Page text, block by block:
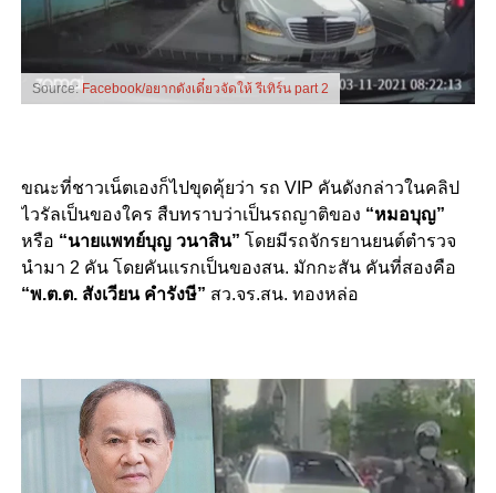
Source:Facebook/อยากดังเดี๋ยวจัดให้ รีเทิร์น part 2
ขณะที่ชาวเน็ตเองก็ไปขุดคุ้ยว่า รถ VIP คันดังกล่าวในคลิป
ไวรัลเป็นของใคร สืบทราบว่าเป็นรถญาติของ “หมอบุญ”
หรือ “นายแพทย์บุญ วนาสิน” โดยมีรถจักรยานยนต์ตำรวจ
นำมา 2 คัน โดยคันแรกเป็นของสน. มักกะสัน คันที่สองคือ
“พ.ต.ต. สังเวียน คำรังษี” สว.จร.สน. ทองหล่อ